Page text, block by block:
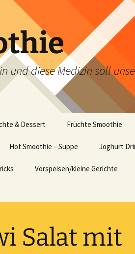
und diese Medizin soll
& Dessert Früchte Smoothie
Hot Smoothie – Suppe Joghurt
Vorspeisen/kleine Gerichte
Salat mit